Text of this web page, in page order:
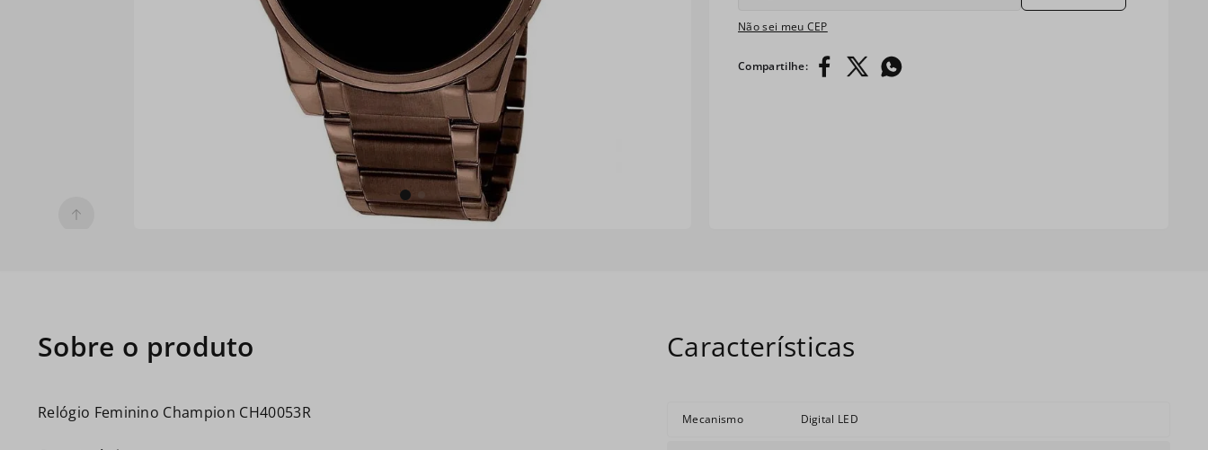
Não sei meu CEP
Relógio Feminino Champion CH40053R Mecanismo Digital LED